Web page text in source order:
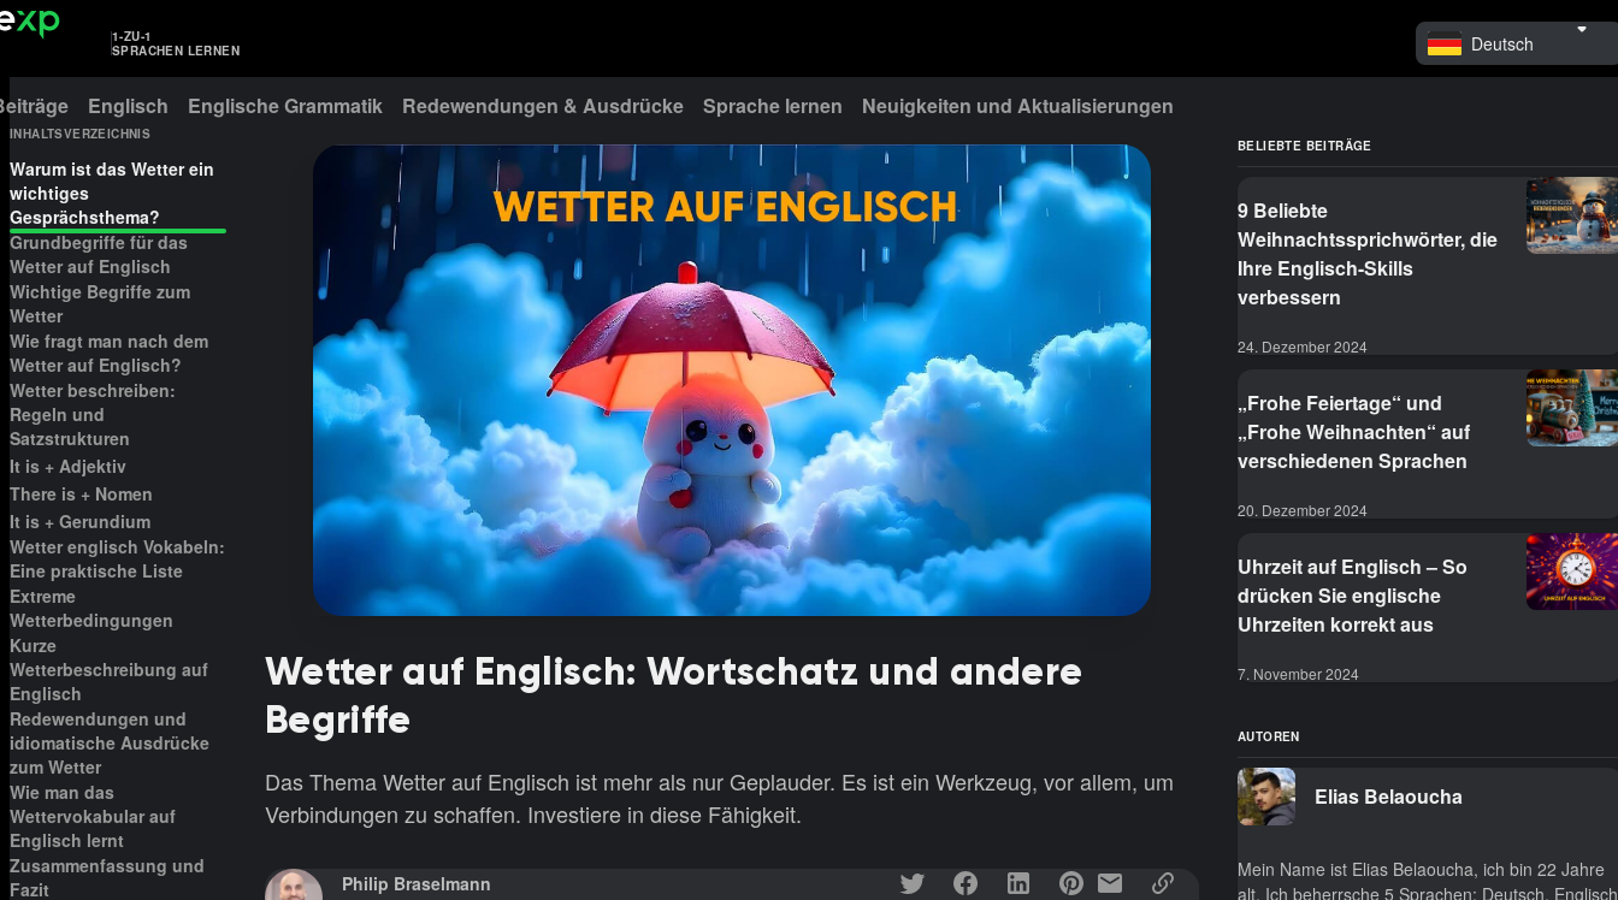
1-ZU-1
SPRACHEN LERNEN
Deutsch
Englisch Englische Grammatik Redewendungen & Ausdrücke Sprache lernen Neuigkeiten und Aktualisierungen
Wetter auf Englisch: Wortschatz und andere
Begriffe
Das Thema Wetter auf Englisch ist mehr als nur Geplauder. Es ist ein Werkzeug, vor allem, um
Verbindungen zu schaffen. Investiere in diese Fähigkeit.
Philip Braselmann
INHALTSVERZEICHNIS
Warum ist das Wetter ein
wichtiges
Gesprächsthema?
Grundbegriffe für das
Wetter auf Englisch
Wichtige Begriffe zum
Wetter
Wie fragt man nach dem
Wetter auf Englisch?
Wetter beschreiben:
Regeln und
Satzstrukturen
It is + Adjektiv
There is + Nomen
It is + Gerundium
Wetter englisch Vokabeln:
Eine praktische Liste
Extreme
Wetterbedingungen
Kurze
Wetterbeschreibung auf
Englisch
Redewendungen und
idiomatische Ausdrücke
zum Wetter
Wie man das
Wettervokabular auf
Englisch lernt
Zusammenfassung und
Fazit
BELIEBTE BEITRÄGE
9 Beliebte
Weihnachtssprichwörter, die
Ihre Englisch-Skills
verbessern
24. Dezember 2024
„Frohe Feiertage“ und
„Frohe Weihnachten“ auf
verschiedenen Sprachen
20. Dezember 2024
Uhrzeit auf Englisch – So
drücken Sie englische
Uhrzeiten korrekt aus
7. November 2024
AUTOREN
Elias Belaoucha
Mein Name ist Elias Belaoucha, ich bin 22 Jahre
alt. Ich beherrsche 5 Sprachen: Deutsch,